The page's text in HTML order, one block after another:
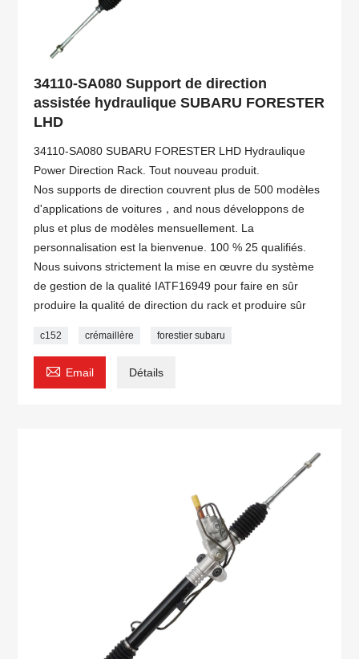
34110-SA080 Support de direction
assistée hydraulique SUBARU FORESTER
LHD
34110-SA080 SUBARU FORESTER LHD Hydraulique
Power Direction Rack. Tout nouveau produit.
Nos supports de direction couvrent plus de 500 modèles
d'applications de voitures，and nous développons de
plus et plus de modèles mensuellement. La
personnalisation est la bienvenue. 100 % 25 qualifiés.
Nous suivons strictement la mise en œuvre du système
de gestion de la qualité IATF16949 pour faire en sûr
produire la qualité de direction du rack et produire sûr
c152 crémaillère forestier subaru
 Email Détails